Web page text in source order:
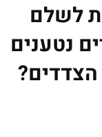
לשלם
נטענים